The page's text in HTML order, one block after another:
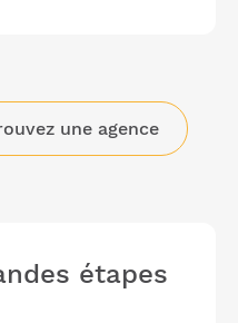
une agence
étapes